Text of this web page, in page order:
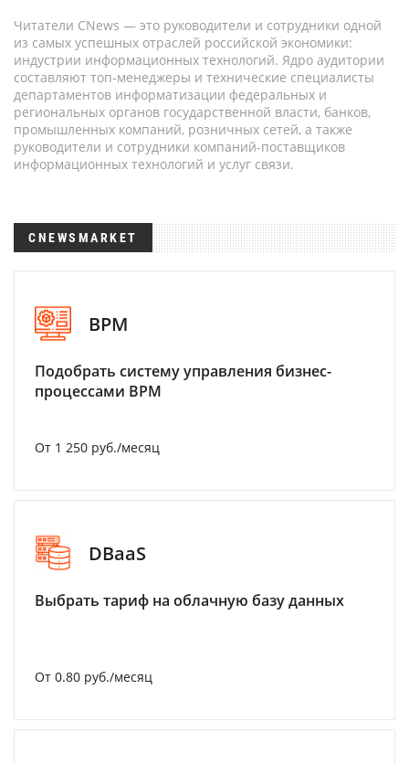
Читатели CNews — это руководители и сотрудники одной
из самых успешных отраслей российской экономики:
индустрии информационных технологий. Ядро аудитории
составляют топ-менеджеры и технические специалисты
департаментов информатизации федеральных и
региональных органов государственной власти, банков,
промышленных компаний, розничных сетей, а также
руководители и сотрудники компаний-поставщиков
информационных технологий и услуг связи.
CNEWSMARKET
BPM
Подобрать систему управления бизнес-
процессами BPM
От 1 250 руб./месяц
DBaaS
Выбрать тариф на облачную базу данных
От 0.80 руб./месяц